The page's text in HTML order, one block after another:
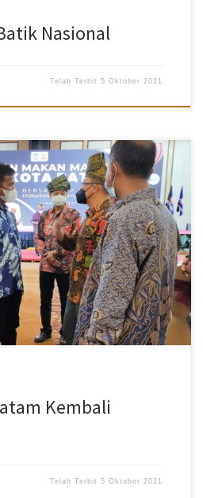
Nasional
Telah Terbit5 Oktober 2021
Incentive, Convention, and
kembali mengeliat. Hal ini
sejumlah pertemuan serta
hotel. Salah satunya pertemuan
Rapat Pimpinan Nasional Persatuan
PII) Tahun 2021 di Swiss-Belhotel
digelar tiga hari, 24-26 September
Rudi menyambut baik
tanda kembali bangkitnya
tengah pandemi Covid-19. Dengan
dampak positif di Batam,
Asli Daerah (PAD). “Kita terus
Kembali
Telah Terbit5 Oktober 2021